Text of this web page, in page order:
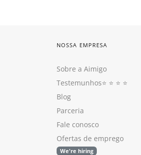
NOSSA EMPRESA
Sobre a Aimigo
Testemunhos⭐️ ⭐️ ⭐️ ⭐️
Blog
Parceria
Fale conosco
Ofertas de emprego
We're hiring